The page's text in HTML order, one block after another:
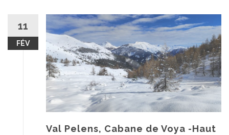
11
FÉV
Val Pelens, Cabane de Voya -Haut